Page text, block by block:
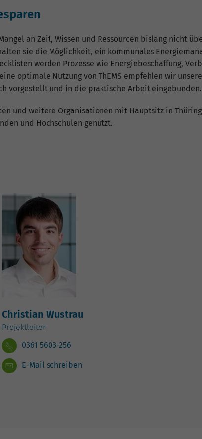
an Zeit, Wissen und Ressourcen bislang nicht
sie die Möglichkeit, ein kommunales
werden Prozesse wie Energiebeschaffung,
optimale Nutzung von ThEMS empfehlen wir
vorgestellt und in die praktische Arbeit eingebunden.
und weitere Organisationen mit Hauptsitz in
und Hochschulen genutzt.
Christian Wustrau
Projektleiter
0361 5603-256
E-Mail schreiben